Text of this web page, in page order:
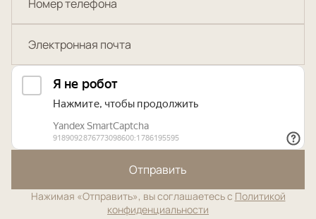
Отправить
Нажимая «Отправить», вы соглашаетесь с Политикой
конфиденциальности